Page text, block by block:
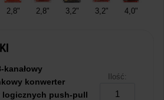
2,8" 2,8" 3,2" 3,2" 4,0"
kanałowy
konwerter
logicznych push-pull
Ilość: